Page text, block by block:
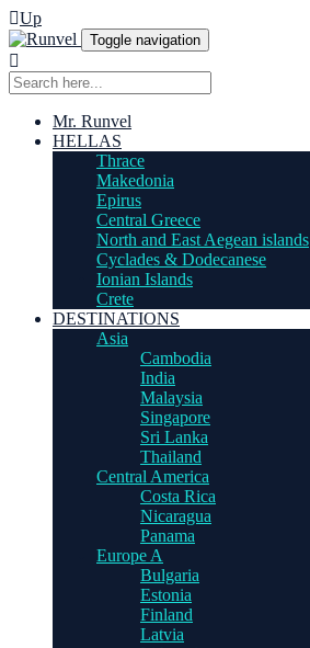
Up
Toggle navigation
Mr. Runvel
HELLAS
Thrace
Makedonia
Epirus
Central Greece
North and East Aegean islands
Cyclades & Dodecanese
Ionian Islands
Crete
DESTINATIONS
Asia
Cambodia
India
Malaysia
Singapore
Sri Lanka
Thailand
Central America
Costa Rica
Nicaragua
Panama
Europe A
Bulgaria
Estonia
Finland
Latvia